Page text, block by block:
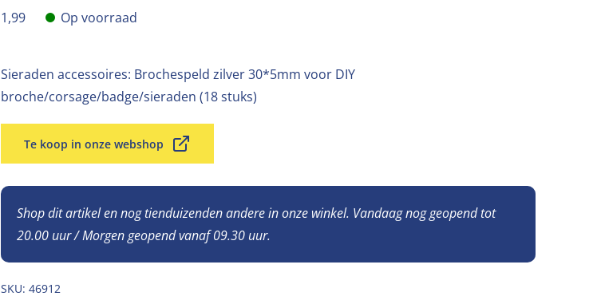
1,99 Op voorraad
Sieraden accessoires: Brochespeld zilver 30*5mm voor DIY
broche/corsage/badge/sieraden (18 stuks)
Te koop in onze webshop
Shop dit artikel en nog tienduizenden andere in onze winkel. Vandaag nog geopend tot
20.00 uur / Morgen geopend vanaf 09.30 uur.
SKU: 46912